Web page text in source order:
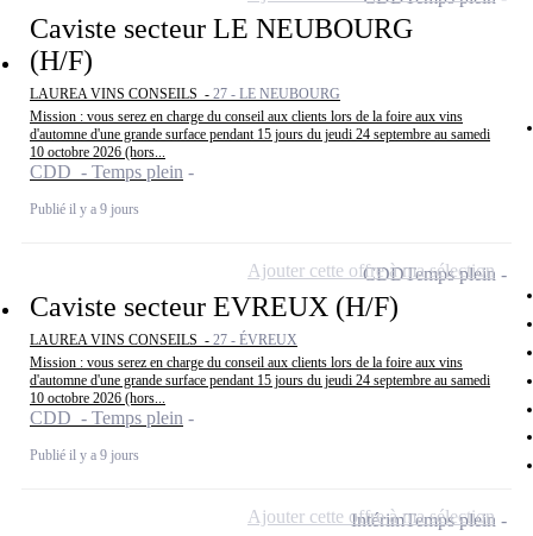
Caviste secteur LE NEUBOURG
(H/F)
LAUREA VINS CONSEILS - 27 - LE NEUBOURG
Mission : vous serez en charge du conseil aux clients lors de la foire aux vins
d'automne d'une grande surface pendant 15 jours du jeudi 24 septembre au samedi
10 octobre 2026 (hors...
CDD - Temps plein
Publié il y a 9 jours
Caviste secteur EVREUX (H/F)
LAUREA VINS CONSEILS - 27 - ÉVREUX
Mission : vous serez en charge du conseil aux clients lors de la foire aux vins
d'automne d'une grande surface pendant 15 jours du jeudi 24 septembre au samedi
10 octobre 2026 (hors...
CDD - Temps plein
Publié il y a 9 jours
CDDTemps plein
Ajouter cette offre à ma sélection
IntérimTemps plein
Ajouter cette offre à ma sélection